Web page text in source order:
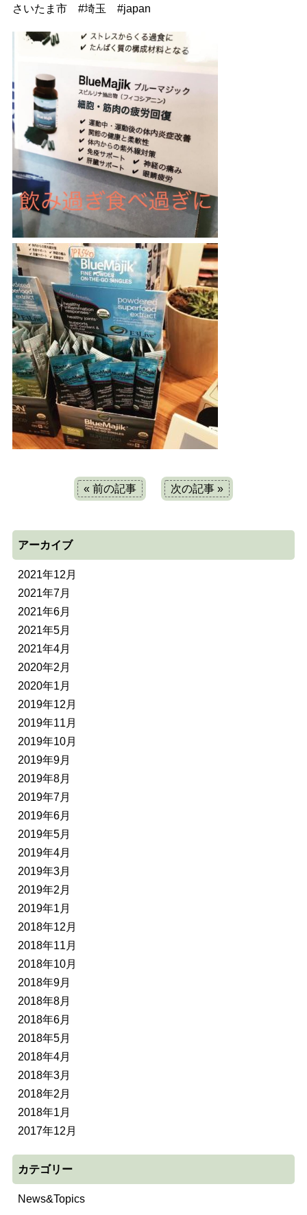
さいたま市 #埼玉 #japan
« 前の記事 次の記事 »
アーカイブ
2021年12月
2021年7月
2021年6月
2021年5月
2021年4月
2020年2月
2020年1月
2019年12月
2019年11月
2019年10月
2019年9月
2019年8月
2019年7月
2019年6月
2019年5月
2019年4月
2019年3月
2019年2月
2019年1月
2018年12月
2018年11月
2018年10月
2018年9月
2018年8月
2018年6月
2018年5月
2018年4月
2018年3月
2018年2月
2018年1月
2017年12月
カテゴリー
News&Topics